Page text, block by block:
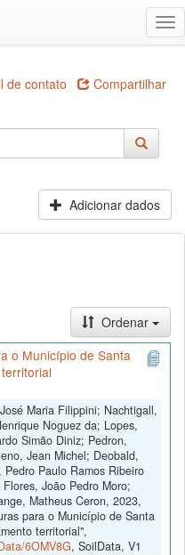
de contato Compartilhar
Adicionar dados
Ordenar
o Município de Santa
Maria Filippini; Nachtigall,
Noguez da; Lopes,
Simão Diniz; Pedron,
Jean Michel; Deobald,
Paulo Ramos Ribeiro
João Pedro Moro;
Matheus Ceron, 2023,
para o Município de Santa
territorial",
6OMV8G, SoilData, V1